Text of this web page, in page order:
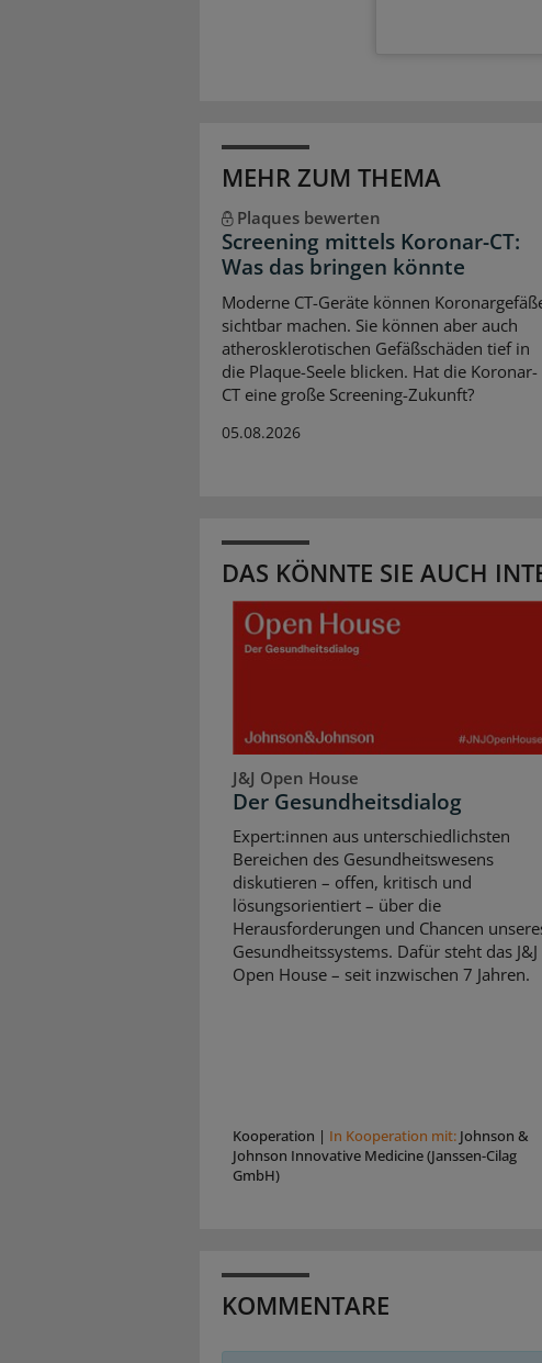
MEHR ZUM THEMA
Plaques bewerten
Screening mittels Koronar-CT:
Was das bringen könnte
Moderne CT-Geräte können
sichtbar machen. Sie können aber auch
atherosklerotischen Gefäßschäden tief in
die Plaque-Seele blicken. Hat die Koronar-
CT eine große Screening-Zukunft?
05.08.2026
DAS KÖNNTE SIE AUCH
J&J Open House
Der Gesundheitsdialog
Expert:innen aus unterschiedlichsten
Bereichen des Gesundheitswesens
diskutieren – offen, kritisch und
lösungsorientiert – über die
Herausforderungen und Chancen
Gesundheitssystems. Dafür steht das J&J
Open House – seit inzwischen 7 Jahren.
Kooperation | In Kooperation mit: Johnson &
Johnson Innovative Medicine (Janssen-Cilag
GmbH)
KOMMENTARE